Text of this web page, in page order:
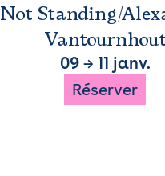
Not Standing/
Vantournhout
09→ 11 janv.
Réserver